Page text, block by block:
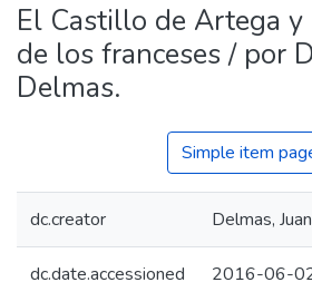
All of DSpace
Statistics
El Castillo de Artega
de los franceses / por
Delmas.
Simple item
dc.creator Delmas,
dc.date.accessioned 2016-06-